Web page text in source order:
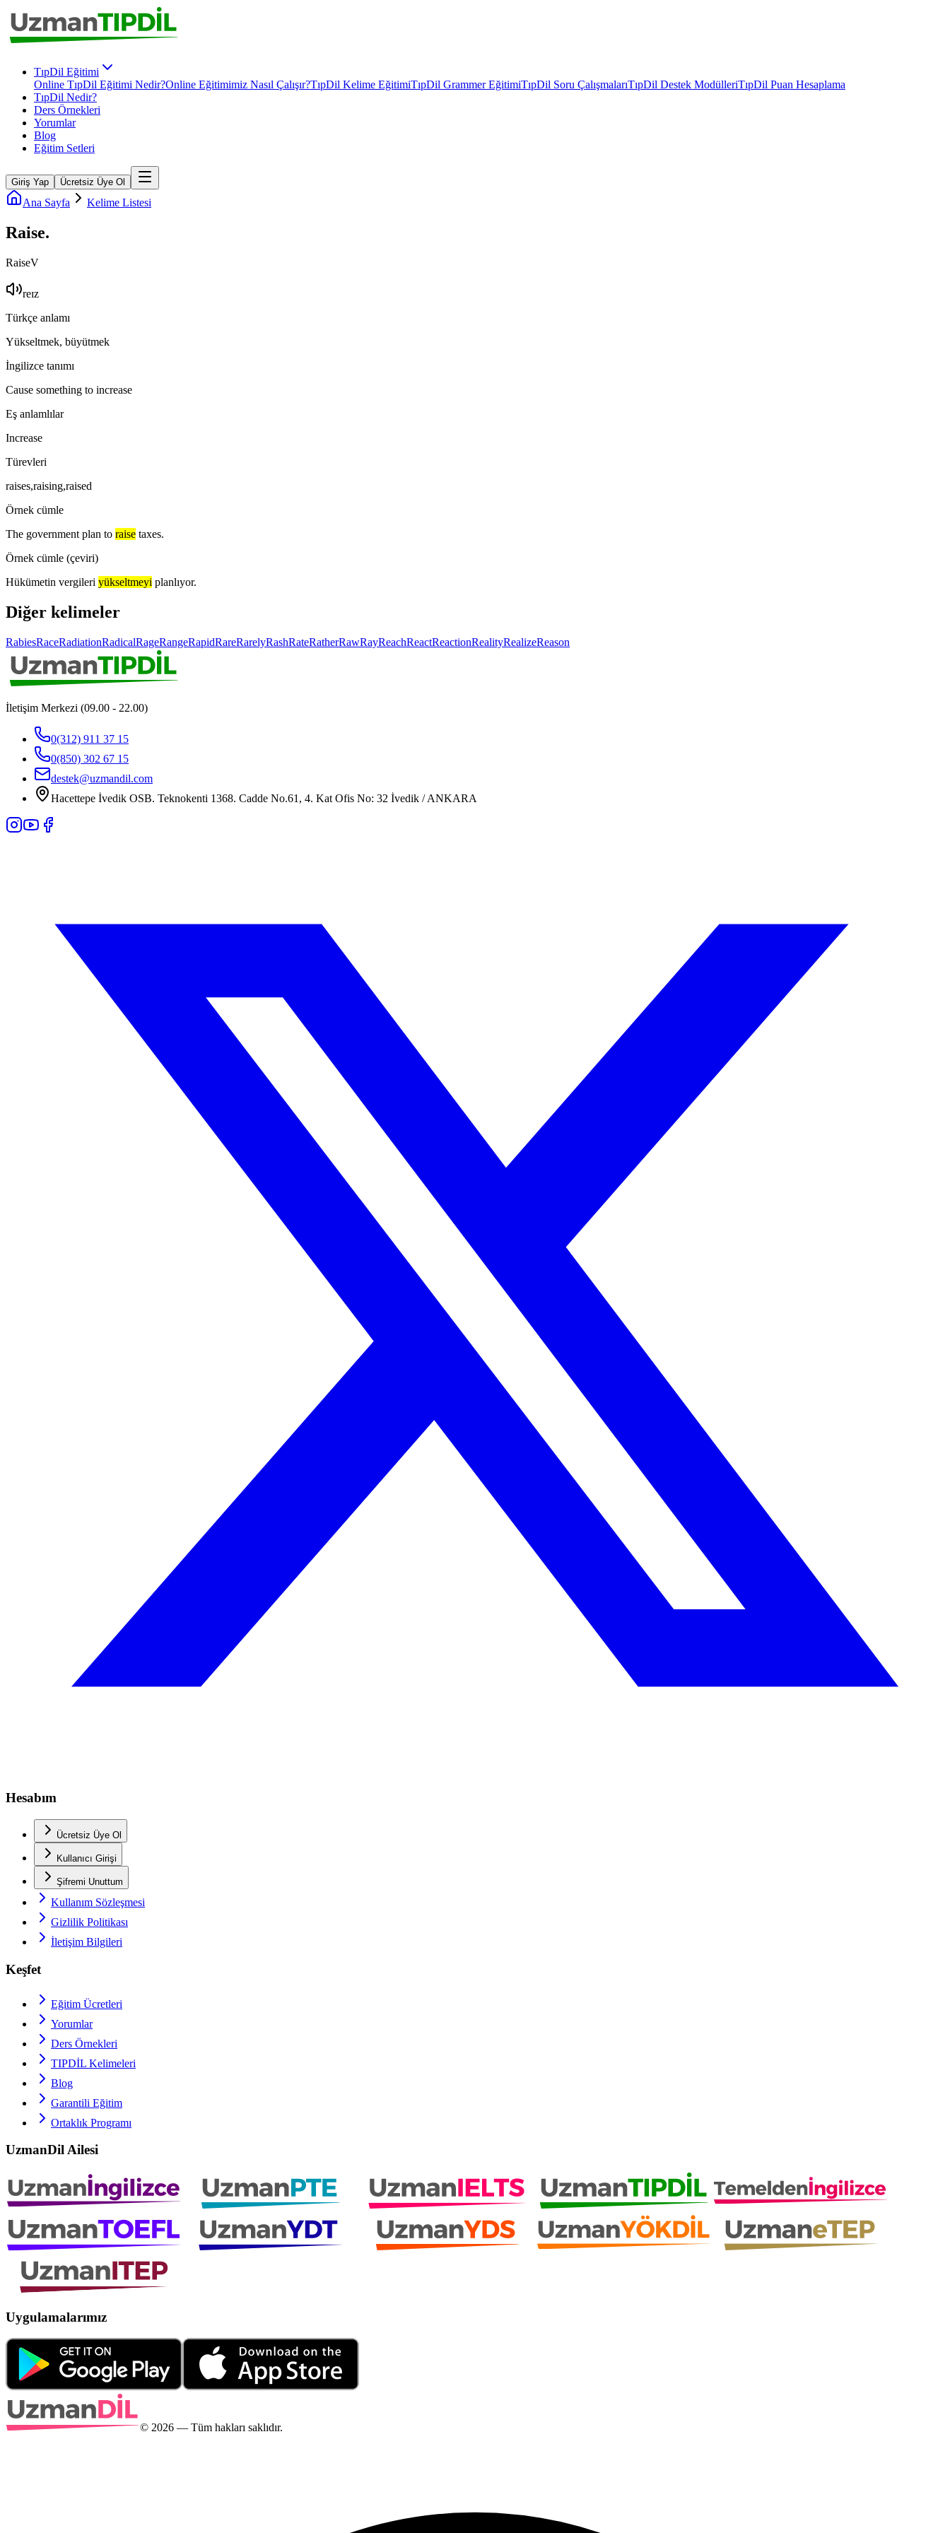
TıpDil Eğitimi
Online TıpDil Eğitimi Nedir?Online Eğitimimiz Nasıl Çalışır?TıpDil Kelime EğitimiTıpDil Grammer EğitimiTıpDil Soru ÇalışmalarıTıpDil Destek ModülleriTıpDil Puan Hesaplama
TıpDil Nedir?
Ders Örnekleri
Yorumlar
Blog
Eğitim Setleri
Giriş Yap Ücretsiz Üye Ol
Ana Sayfa Kelime Listesi
Raise.
RaiseV
reɪz
Türkçe anlamı
Yükseltmek, büyütmek
İngilizce tanımı
Cause something to increase
Eş anlamlılar
Increase
Türevleri
raises,raising,raised
Örnek cümle
The government plan to raise taxes.
Örnek cümle (çeviri)
Hükümetin vergileri yükseltmeyi planlıyor.
Diğer kelimeler
RabiesRaceRadiationRadicalRageRangeRapidRareRarelyRashRateRatherRawRayReachReactReactionRealityRealizeReason
İletişim Merkezi (09.00 - 22.00)
0(312) 911 37 15
0(850) 302 67 15
destek@uzmandil.com
Hacettepe İvedik OSB. Teknokenti 1368. Cadde No.61, 4. Kat Ofis No: 32 İvedik / ANKARA
Hesabım
Ücretsiz Üye Ol
Kullanıcı Girişi
Şifremi Unuttum
Kullanım Sözleşmesi
Gizlilik Politikası
İletişim Bilgileri
Keşfet
Eğitim Ücretleri
Yorumlar
Ders Örnekleri
TIPDİL Kelimeleri
Blog
Garantili Eğitim
Ortaklık Programı
UzmanDil Ailesi
Uygulamalarımız
© 2026 — Tüm hakları saklıdır.